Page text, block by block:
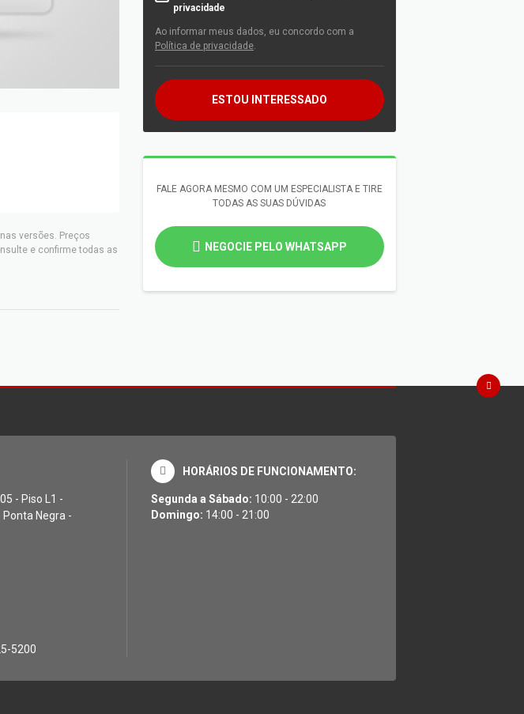
versões. Preços
e confirme todas as
privacidade
Ao informar meus dados, eu concordo com a
Política de privacidade.
ESTOU INTERESSADO
FALE AGORA MESMO COM UM ESPECIALISTA E TIRE
TODAS AS SUAS DÚVIDAS
NEGOCIE PELO WHATSAPP
- Piso L1 -
Negra -
5200
HORÁRIOS DE FUNCIONAMENTO:
Segunda a Sábado: 10:00 - 22:00
Domingo: 14:00 - 21:00